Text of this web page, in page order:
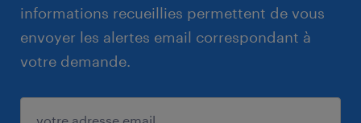
informations recueillies permettent de vous
envoyer les alertes email correspondant à
votre demande.